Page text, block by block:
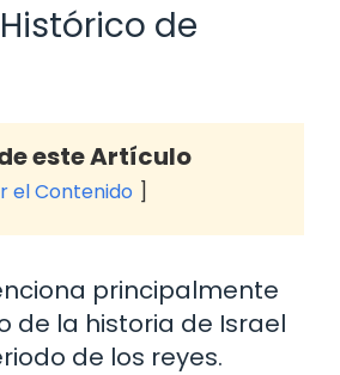
de
este Artículo
el Contenido
principalmente
de la historia de Israel
de los reyes.